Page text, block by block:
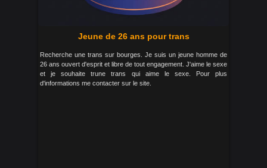
Jeune de 26 ans pour trans
Recherche une trans sur bourges. Je suis un jeune homme de
26 ans ouvert d'esprit et libre de tout engagement. J'aime le sexe
et je souhaite trune trans qui aime le sexe. Pour plus
d'informations me contacter sur le site.